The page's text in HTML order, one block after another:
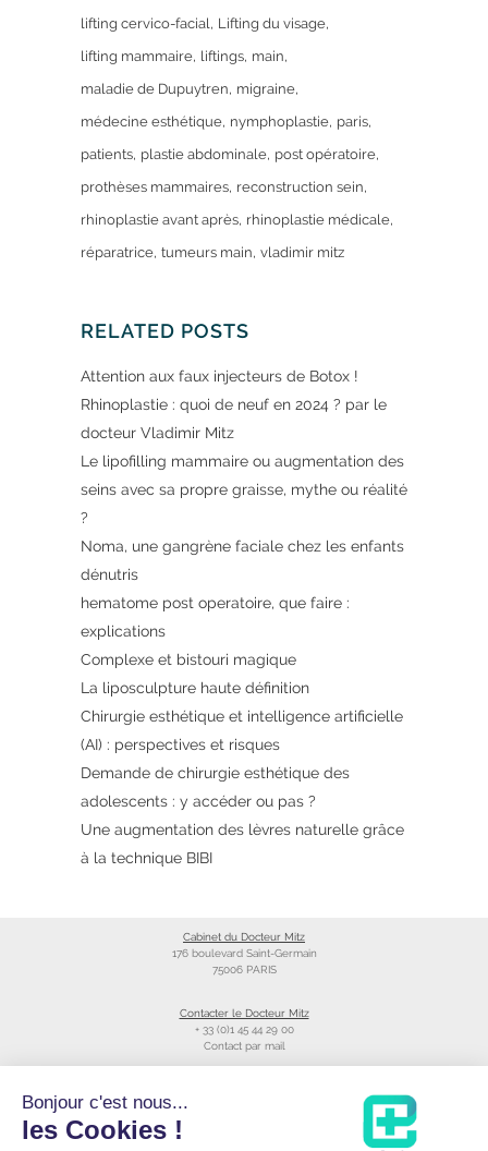
lifting cervico-facial Lifting du visage
lifting mammaire liftings main
maladie de Dupuytren migraine
médecine esthétique nymphoplastie paris
patients plastie abdominale post opératoire
prothèses mammaires reconstruction sein
rhinoplastie avant après rhinoplastie médicale
réparatrice tumeurs main vladimir mitz
RELATED POSTS
Attention aux faux injecteurs de Botox !
Rhinoplastie : quoi de neuf en 2024 ? par le
docteur Vladimir Mitz
Le lipofilling mammaire ou augmentation des
seins avec sa propre graisse, mythe ou réalité
?
Noma, une gangrène faciale chez les enfants
dénutris
hematome post operatoire, que faire :
explications
Complexe et bistouri magique
La liposculpture haute définition
Chirurgie esthétique et intelligence artificielle
(AI) : perspectives et risques
Demande de chirurgie esthétique des
adolescents : y accéder ou pas ?
Une augmentation des lèvres naturelle grâce
à la technique BIBI
Cabinet du Docteur Mitz
176 boulevard Saint-Germain
75006 PARIS
Contacter le Docteur Mitz
+ 33 (0)1 45 44 29 00
Contact par mail
Bonjour c'est nous...
les Cookies !